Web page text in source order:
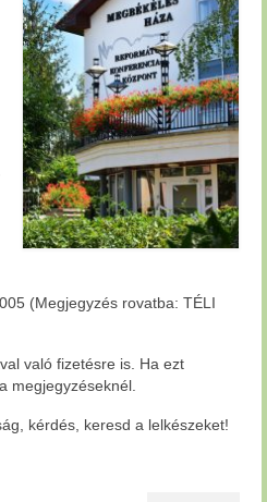
(Megjegyzés rovatba: TÉLI
való fizetésre is. Ha ezt
megjegyzéseknél.
kérdés, keresd a lelkészeket!